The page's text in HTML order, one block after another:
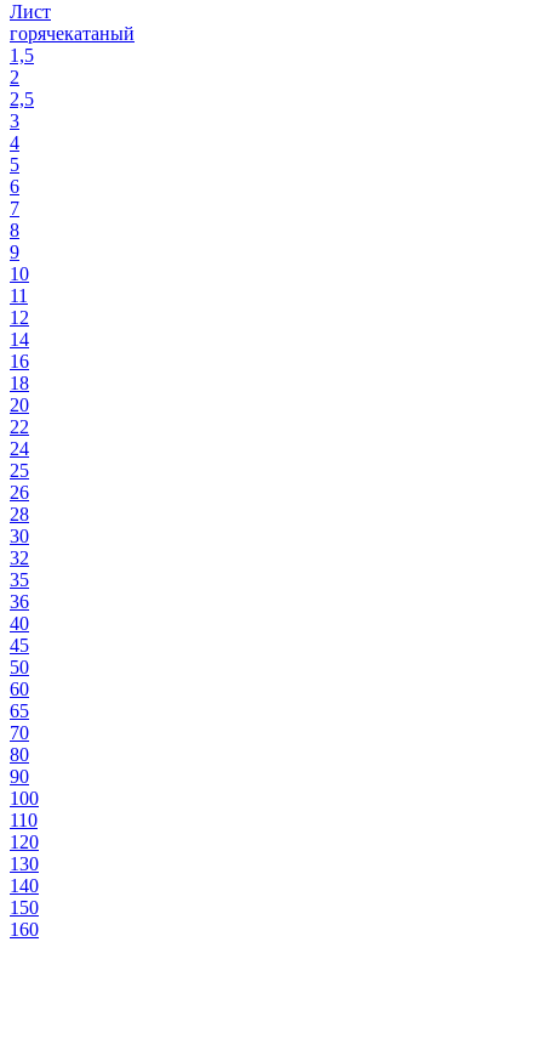
Лист
горячекатаный
1,5
2
2,5
3
4
5
6
7
8
9
10
11
12
14
16
18
20
22
24
25
26
28
30
32
35
36
40
45
50
60
65
70
80
90
100
110
120
130
140
150
160